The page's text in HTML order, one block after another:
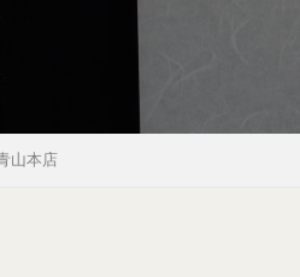
山本店